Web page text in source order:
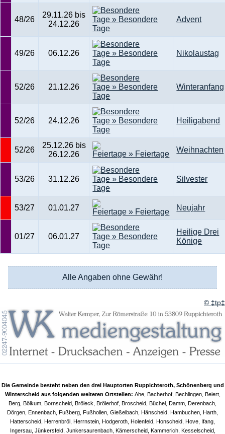
48/26
29.11.26 bis
24.12.26
Advent
49/26 06.12.26 Nikolaustag
52/26 21.12.26 Winteranfang
52/26 24.12.26 Heiligabend
52/26
25.12.26 bis
26.12.26
Weihnachten
53/26 31.12.26 Silvester
53/27 01.01.27 Neujahr
01/27 06.01.27
Heilige Drei
Könige
Alle Angaben ohne Gewähr!
© ‡tp‡
Die Gemeinde besteht neben den drei Hauptorten Ruppichteroth, Schönenberg und
Winterscheid aus folgenden weiteren Ortsteilen: Ahe, Bacherhof, Bechlingen, Beiert,
Berg, Bölkum, Bornscheid, Bröleck, Brölerhof, Broscheid, Büchel, Damm, Derenbach,
Dörgen, Ennenbach, Fußberg, Fußhollen, Gießelbach, Hänscheid, Hambuchen, Harth,
Hatterscheid, Herrenbröl, Herrnstein, Hodgeroth, Holenfeld, Honscheid, Hove, Ifang,
Ingersau, Jünkersfeld, Junkersaurenbach, Kämerscheid, Kammerich, Kesselscheid,